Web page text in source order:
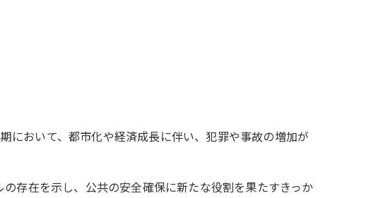
において、都市化や経済成長に伴い、犯罪や事故の増加が
存在を示し、公共の安全確保に新たな役割を果たすきっか